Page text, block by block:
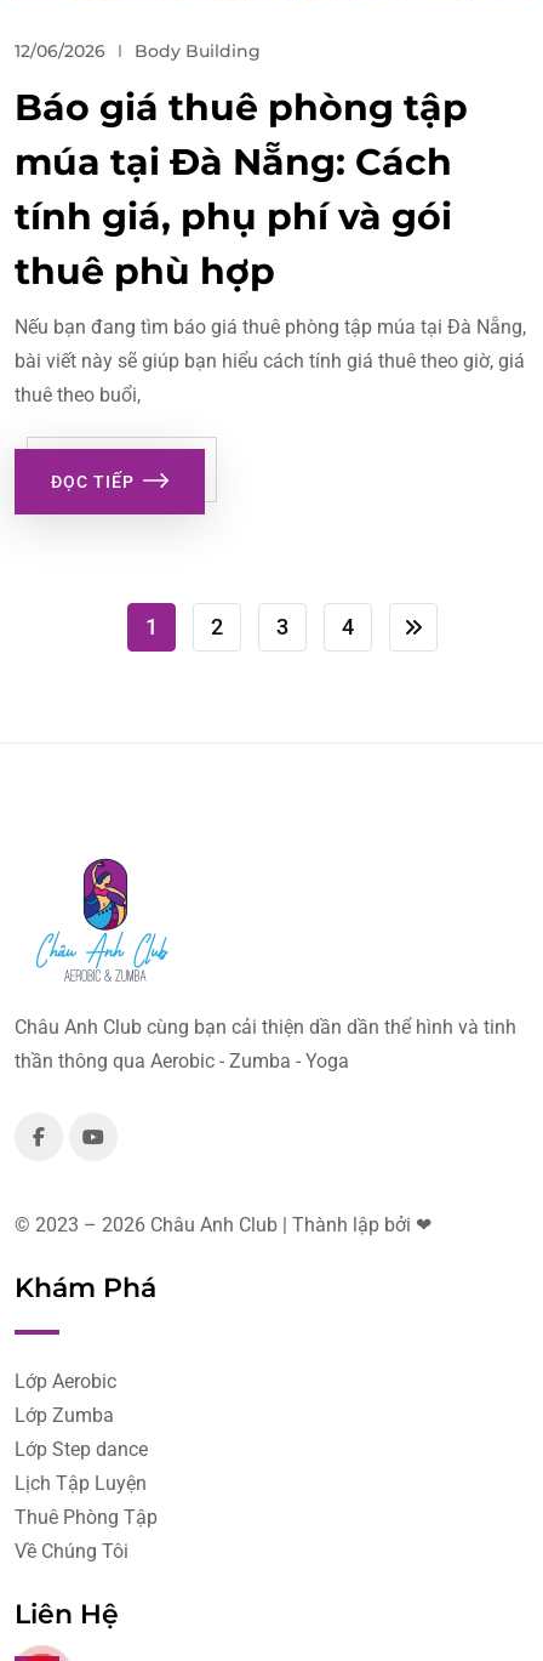
12/06/2026 Body Building
Báo giá thuê phòng tập
múa tại Đà Nẵng: Cách
tính giá, phụ phí và gói
thuê phù hợp
Nếu bạn đang tìm báo giá thuê phòng tập múa tại Đà Nẵng,
bài viết này sẽ giúp bạn hiểu cách tính giá thuê theo giờ, giá
thuê theo buổi,
ĐỌC TIẾP
1 2 3 4
Châu Anh Club cùng bạn cải thiện dần dần thể hình và tinh
thần thông qua Aerobic - Zumba - Yoga
© 2023 – 2026 Châu Anh Club | Thành lập bởi ❤
Khám Phá
Lớp Aerobic
Lớp Zumba
Lớp Step dance
Lịch Tập Luyện
Thuê Phòng Tập
Về Chúng Tôi
Liên Hệ